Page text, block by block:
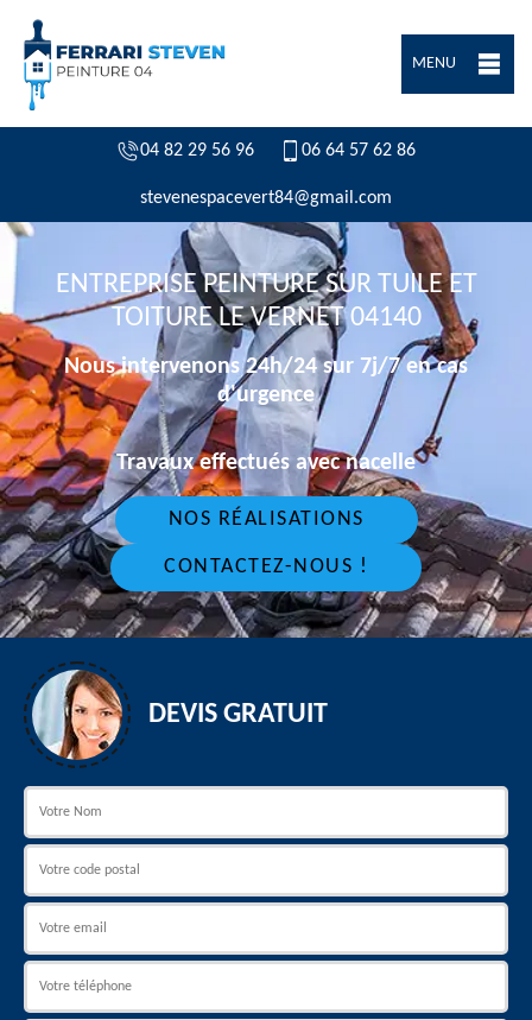
MENU
04 82 29 56 96 06 64 57 62 86
stevenespacevert84@gmail.com
ENTREPRISE PEINTURE SUR TUILE ET
TOITURE LE VERNET 04140
Nous intervenons 24h/24 sur 7j/7 en cas
d'urgence
Travaux effectués avec nacelle
NOS RÉALISATIONS
CONTACTEZ-NOUS !
DEVIS GRATUIT